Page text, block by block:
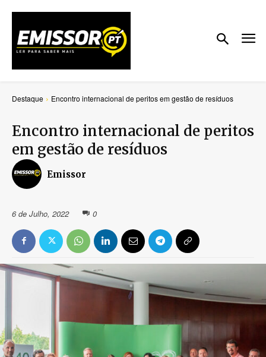
Destaque Encontro internacional de peritos em gestão de resíduos
Encontro internacional de peritos
em gestão de resíduos
Emissor
6 de Julho, 2022 0